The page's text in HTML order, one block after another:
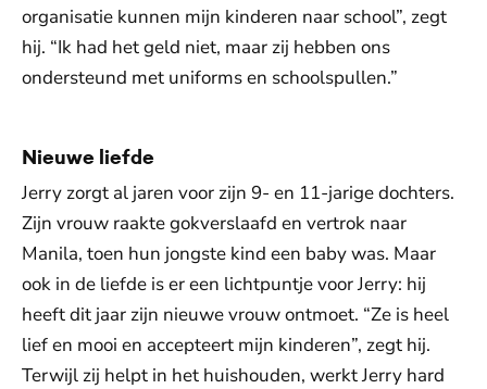
organisatie kunnen mijn kinderen naar school”, zegt
hij. “Ik had het geld niet, maar zij hebben ons
ondersteund met uniforms en schoolspullen.”
Nieuwe liefde
Jerry zorgt al jaren voor zijn 9- en 11-jarige dochters.
Zijn vrouw raakte gokverslaafd en vertrok naar
Manila, toen hun jongste kind een baby was. Maar
ook in de liefde is er een lichtpuntje voor Jerry: hij
heeft dit jaar zijn nieuwe vrouw ontmoet. “Ze is heel
lief en mooi en accepteert mijn kinderen”, zegt hij.
Terwijl zij helpt in het huishouden, werkt Jerry hard